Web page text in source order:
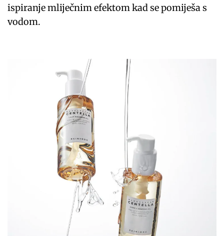
ispiranje mliječnim efektom kad se pomiješa s
vodom.